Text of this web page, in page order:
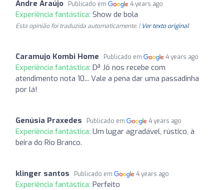
Andre Araújo Publicado em 4 years ago
Experiência fantástica: Show de bola
Esta opinião foi traduzida automaticamente. | Ver texto original
Caramujo Kombi Home Publicado em 4 years ago
Experiência fantástica: Dª Jô nos recebe com
atendimento nota 10... Vale a pena dar uma passadinha
por lá!
Genúsia Praxedes Publicado em 4 years ago
Experiência fantástica: Um lugar agradável, rústico, à
beira do Rio Branco.
klinger santos Publicado em 4 years ago
Experiência fantástica: Perfeito